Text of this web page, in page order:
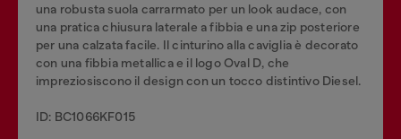
una robusta suola carrarmato per un look audace, con
una pratica chiusura laterale a fibbia e una zip posteriore
per una calzata facile. Il cinturino alla caviglia è decorato
con una fibbia metallica e il logo Oval D, che
impreziosiscono il design con un tocco distintivo Diesel.
ID: BC1066KF015